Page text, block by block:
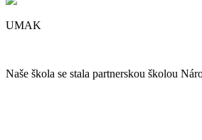
UMAK
Naše škola se stala partnerskou školou